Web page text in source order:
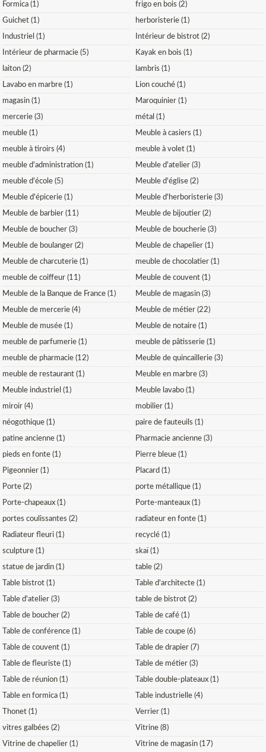
Formica (1) frigo en bois (2)
Guichet (1) herboristerie (1)
Industriel (1) Intérieur de bistrot (2)
Intérieur de pharmacie (5) Kayak en bois (1)
laiton (2) lambris (1)
Lavabo en marbre (1) Lion couché (1)
magasin (1) Maroquinier (1)
mercerie (3) métal (1)
meuble (1) Meuble à casiers (1)
meuble à tiroirs (4) meuble à volet (1)
meuble d'administration (1) Meuble d'atelier (3)
meuble d'école (5) Meuble d'église (2)
Meuble d'épicerie (1) Meuble d'herboristerie (3)
Meuble de barbier (11) Meuble de bijoutier (2)
Meuble de boucher (3) Meuble de boucherie (3)
Meuble de boulanger (2) Meuble de chapelier (1)
Meuble de charcuterie (1) meuble de chocolatier (1)
meuble de coiffeur (11) Meuble de couvent (1)
Meuble de la Banque de France (1) Meuble de magasin (3)
Meuble de mercerie (4) Meuble de métier (22)
Meuble de musée (1) Meuble de notaire (1)
meuble de parfumerie (1) meuble de pâtisserie (1)
meuble de pharmacie (12) Meuble de quincaillerie (3)
meuble de restaurant (1) Meuble en marbre (3)
Meuble industriel (1) Meuble lavabo (1)
miroir (4) mobilier (1)
néogothique (1) paire de fauteuils (1)
patine ancienne (1) Pharmacie ancienne (3)
pieds en fonte (1) Pierre bleue (1)
Pigeonnier (1) Placard (1)
Porte (2) porte métallique (1)
Porte-chapeaux (1) Porte-manteaux (1)
portes coulissantes (2) radiateur en fonte (1)
Radiateur fleuri (1) recyclé (1)
sculpture (1) skaï (1)
statue de jardin (1) table (2)
Table bistrot (1) Table d'architecte (1)
Table d'atelier (3) table de bistrot (2)
Table de boucher (2) Table de café (1)
Table de conférence (1) Table de coupe (6)
Table de couvent (1) Table de drapier (7)
Table de fleuriste (1) Table de métier (3)
Table de réunion (1) Table double-plateaux (1)
Table en formica (1) Table industrielle (4)
Thonet (1) Verrier (1)
vitres galbées (2) Vitrine (8)
Vitrine de chapelier (1) Vitrine de magasin (17)